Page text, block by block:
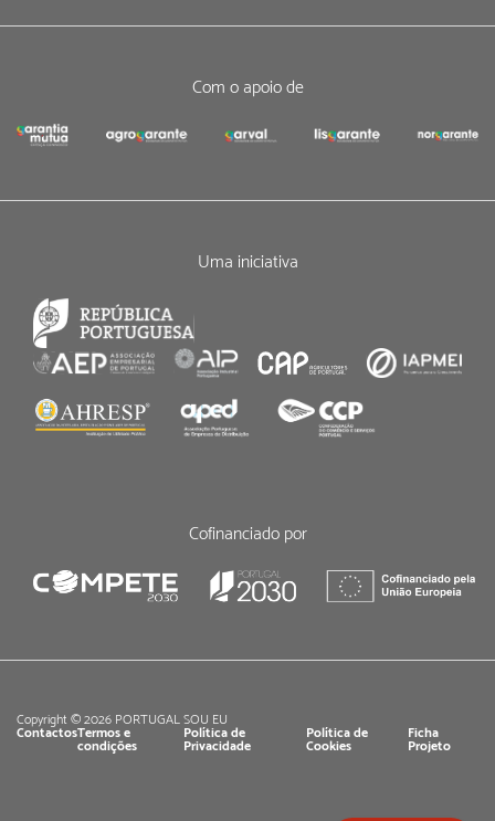
Com o apoio de
Uma iniciativa
Cofinanciado por
Copyright © 2026 PORTUGAL SOU EU
ContactosTermos e
condições
Política de
Privacidade
Política de
Cookies
Ficha
Projeto